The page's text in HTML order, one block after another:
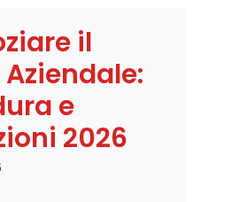
il
e
2026